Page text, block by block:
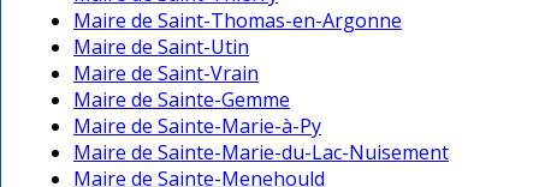
Maire de Saint-Thomas-en-Argonne
Maire de Saint-Utin
Maire de Saint-Vrain
Maire de Sainte-Gemme
Maire de Sainte-Marie-à-Py
Maire de Sainte-Marie-du-Lac-Nuisement
Maire de Sainte-Menehould